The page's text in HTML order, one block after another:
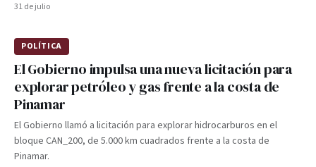
31 de julio
POLÍTICA
El Gobierno impulsa una nueva licitación para
explorar petróleo y gas frente a la costa de
Pinamar
El Gobierno llamó a licitación para explorar hidrocarburos en el
bloque CAN_200, de 5.000 km cuadrados frente a la costa de
Pinamar.